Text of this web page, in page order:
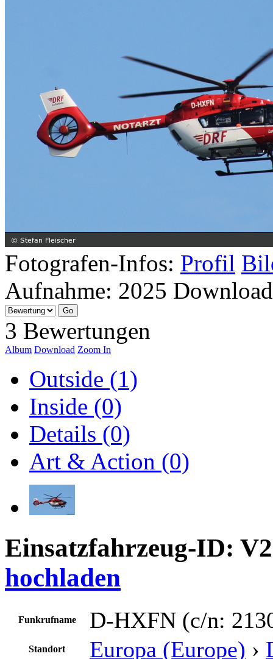
Fotografen-Infos: Profil
Aufnahme: 2025
3 Bewertungen
Album Download Zoom In
Outside (1)
Inside (0)
Details (0)
Art & Action (0)
Einsatzfahrzeug-ID:
hochladen
Funkrufname D-HXFN (c/n:
Standort Europa (Europe) ›